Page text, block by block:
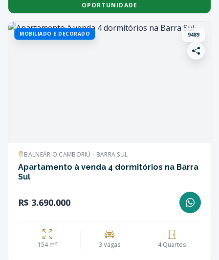
OPORTUNIDADE
MOBILIADO E DECORADO 9489
BALNEÁRIO CAMBORIÚ - BARRA SUL
Apartamento à venda 4 dormitórios na Barra
Sul
R$ 3.690.000
154 m² 3 Vagas 4 Quartos